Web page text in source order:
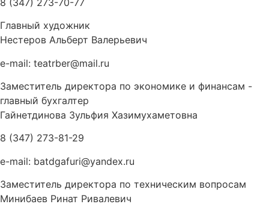
Главный художник
Нестеров Альберт Валерьевич
e-mail: teatrber@mail.ru
Заместитель директора по экономике и финансам -
главный бухгалтер
Гайнетдинова Зульфия Хазимухаметовна
8 (347) 273-81-29
e-mail: batdgafuri@yandex.ru
Заместитель директора по техническим вопросам
Минибаев Ринат Ривалевич